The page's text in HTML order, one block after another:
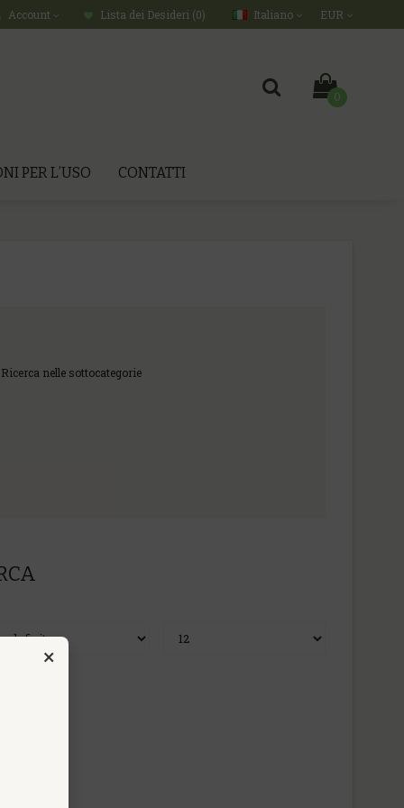
EUR
Italiano
Account Lista dei Desideri (0)
0
PER L’USO CONTATTI
Ricerca nelle sottocategorie
×